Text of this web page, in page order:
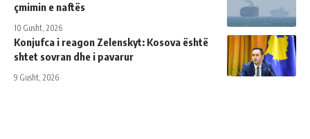
çmimin e naftës
10 Gusht, 2026
Konjufca i reagon Zelenskyt: Kosova është
shtet sovran dhe i pavarur
9 Gusht, 2026